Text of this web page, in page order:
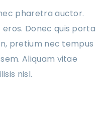
pharetra auctor.
Donec quis porta
pretium nec tempus
Aliquam vitae
nisl.